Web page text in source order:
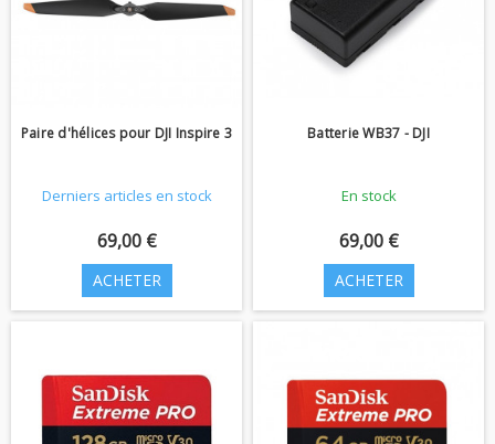
Paire d'hélices pour DJI Inspire 3
Derniers articles en stock
69,00 €
ACHETER
Batterie WB37 - DJI
En stock
69,00 €
ACHETER